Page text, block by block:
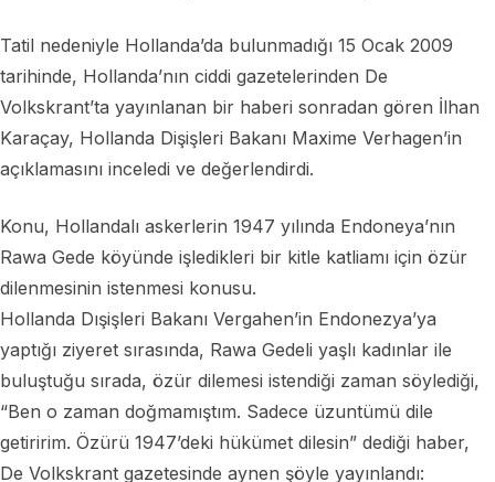
Tatil nedeniyle Hollanda’da bulunmadığı 15 Ocak 2009
tarihinde, Hollanda’nın ciddi gazetelerinden De
Volkskrant’ta yayınlanan bir haberi sonradan gören İlhan
Karaçay, Hollanda Dişişleri Bakanı Maxime Verhagen’in
açıklamasını inceledi ve değerlendirdi.
Konu, Hollandalı askerlerin 1947 yılında Endoneya’nın
Rawa Gede köyünde işledikleri bir kitle katliamı için özür
dilenmesinin istenmesi konusu.
Hollanda Dışişleri Bakanı Vergahen’in Endonezya’ya
yaptığı ziyeret sırasında, Rawa Gedeli yaşlı kadınlar ile
buluştuğu sırada, özür dilemesi istendiği zaman söylediği,
“Ben o zaman doğmamıştım. Sadece üzuntümü dile
getiririm. Özürü 1947’deki hükümet dilesin” dediği haber,
De Volkskrant gazetesinde aynen şöyle yayınlandı: